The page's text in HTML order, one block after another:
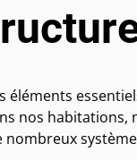
éléments
nos